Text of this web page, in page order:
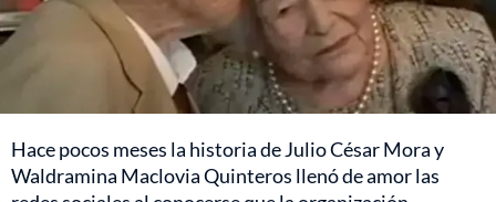
Hace pocos meses la historia de Julio César Mora y
Waldramina Maclovia Quinteros llenó de amor las